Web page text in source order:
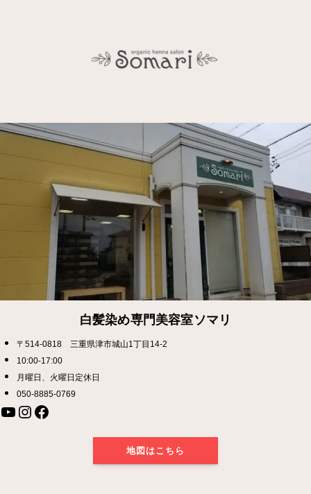
白髪染め専門美容室ソマリ
〒514-0818 三重県津市城山1丁目14-2
10:00-17:00
月曜日、火曜日定休日
050-8885-0769
YouTube Instagram Facebook
地図はこちら